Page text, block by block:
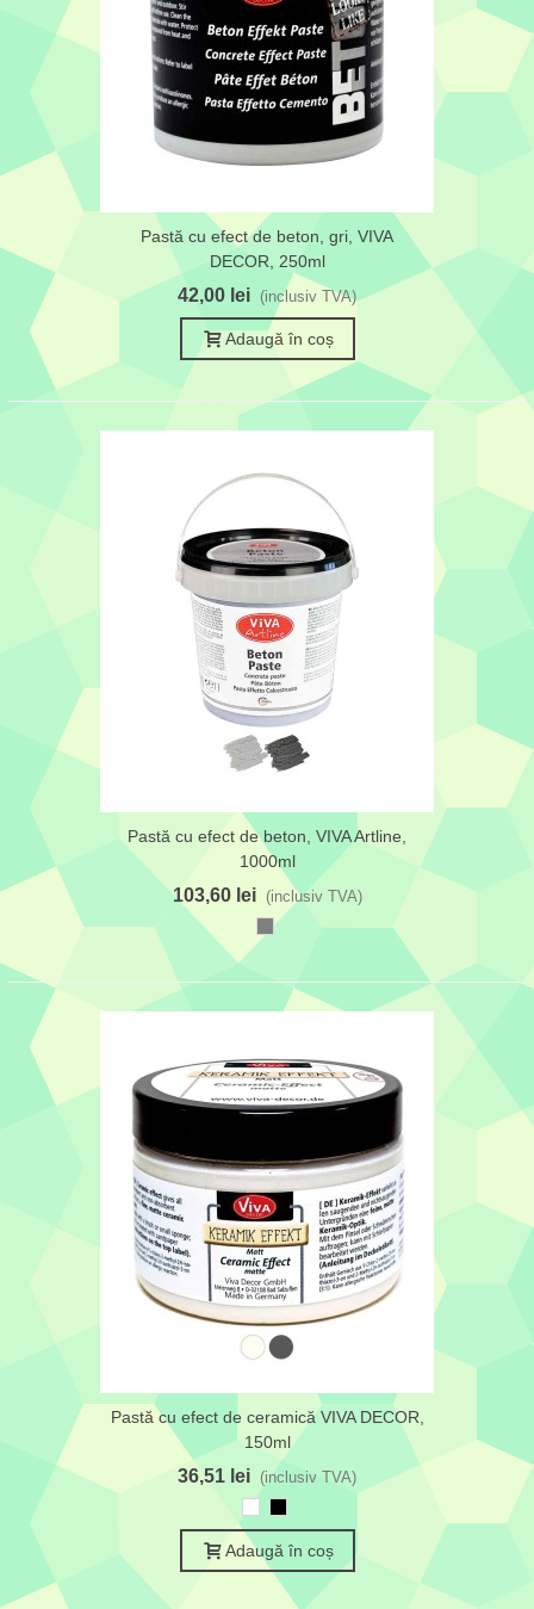
Pastă cu efect de beton, gri, VIVA
DECOR, 250ml
42,00 lei (inclusiv TVA)
Adaugă în coș
Pastă cu efect de beton, VIVA Artline,
1000ml
103,60 lei
(inclusiv TVA)
Gri
Pastă cu efect de ceramică VIVA DECOR,
150ml
36,51 lei (inclusiv TVA)
Adaugă în coș